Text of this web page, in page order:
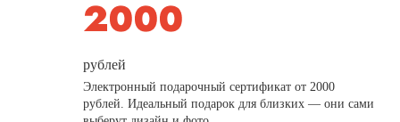
рублей
Электронный подарочный сертификат от 2000
рублей. Идеальный подарок для близких — они сами